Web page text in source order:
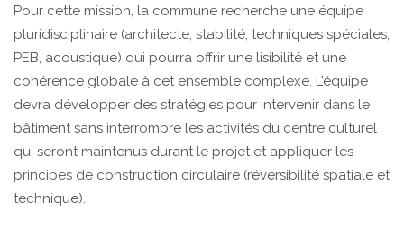
Pour cette mission, la commune recherche une équipe
pluridisciplinaire (architecte, stabilité, techniques spéciales,
PEB, acoustique) qui pourra offrir une lisibilité et une
cohérence globale à cet ensemble complexe. L’équipe
devra développer des stratégies pour intervenir dans le
bâtiment sans interrompre les activités du centre culturel
qui seront maintenus durant le projet et appliquer les
principes de construction circulaire (réversibilité spatiale et
technique).